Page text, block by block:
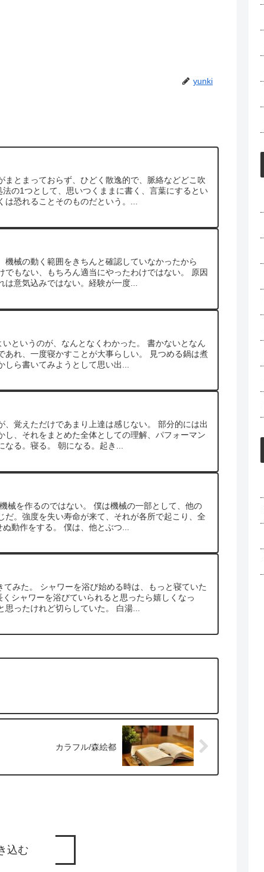
yunki
まとまっておらず、ひどく散逸的で、脈絡などどこ吹
の1つとして、思いつくままに書く、言葉にするとい
は恐れることそのものだという。...
機械の動く範囲をきちんと確認していなかったから
でもない、もちろん適当にやったわけではない。 原因
意気込みではない。経験が一度...
というのが、なんとなくわかった。 書かないとなん
あれ、一度寝かすことが大事らしい。 見つめる鍋は煮
ら書いてみようとして思い出...
覚えただけであまり上達は感じない。 部分的には出
し、それをまとめた全体としての理解、パフォーマン
る。寝る。 朝になる。起き...
械を作るのではない。 僕は機械の一部として、他の
だ。強度を失い寿命が来て、それが各所で起こり、全
動作をする。 僕は、他とぶつ...
みた。 シャワーを浴び始める時は、もっと寝ていた
シャワーを浴びていられると思ったら嬉しくなっ
思ったけれど切らしていた。 白湯...
カラフル/森絵都
込む